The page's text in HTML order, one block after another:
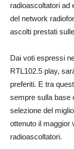
radioascoltatori ad
del network
ascolti prestati
Dai voti espressi
RTL102.5 play,
preferiti. E tra
sempre sulla base
selezione del
ottenuto il maggior
radioascoltatori.